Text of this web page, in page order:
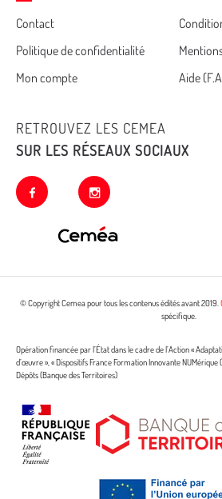
Cemea
footer
Contact
Politique de confidentialité
Mon compte
Aide
RETROUVEZ LES CEMEA
SUR LES RÉSEAUX SOCIAUX
facebook instagram
© Copyright Cemea pour tous les contenus édités avant 2019.
spécifique.
Opération financée par l’État dans le cadre de l’Action «
d’œuvre », « Dispositifs France Formation Innovante NUMérique
Dépôts (Banque des Territoires)